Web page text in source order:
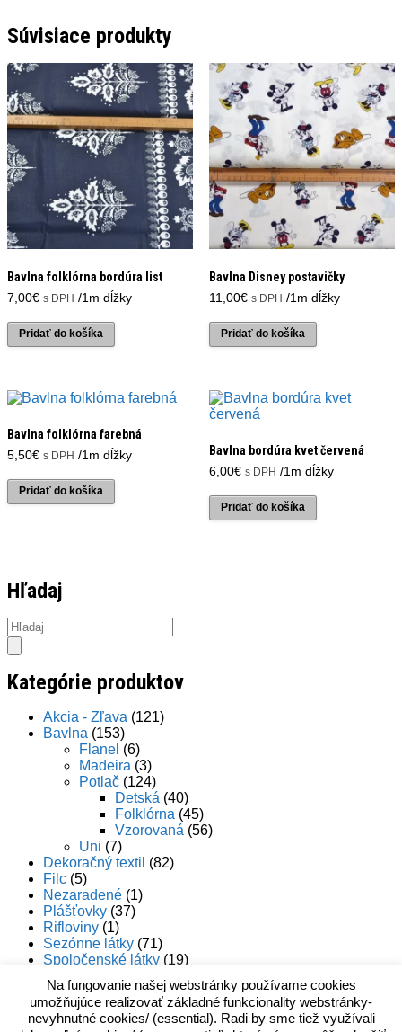
Súvisiace produkty
Bavlna folklórna bordúra list
7,00€ s DPH /1m dĺžky
Pridať do košíka
Bavlna Disney postavičky
11,00€ s DPH /1m dĺžky
Pridať do košíka
Bavlna folklórna farebná
5,50€ s DPH /1m dĺžky
Pridať do košíka
Bavlna bordúra kvet červená
6,00€ s DPH /1m dĺžky
Pridať do košíka
Hľadaj
Products
search
Kategórie produktov
Akcia - Zľava (121)
Bavlna (153)
Flanel (6)
Madeira (3)
Potlač (124)
Detská (40)
Folklórna (45)
Vzorovaná (56)
Uni (7)
Dekoračný textil (82)
Filc (5)
Nezaradené (1)
Plášťovky (37)
Rifloviny (1)
Sezónne látky (71)
Spoločenské látky (19)
Úplety (50)
Na fungovanie našej webstránky používame cookies
umožňujúce realizovať základné funkcionality webstránky-
nevyhnutné cookies/ (essential). Radi by sme tiež využívali